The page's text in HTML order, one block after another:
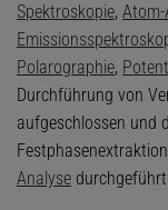
Spektroskopie,
Polarographie,
Durchführung von
aufgeschlossen und
Analyse